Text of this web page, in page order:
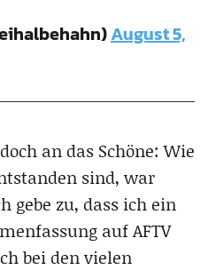
August 5,
an das Schöne: Wie
sind, war
gebe zu, dass ich ein
auf AFTV
bei den vielen